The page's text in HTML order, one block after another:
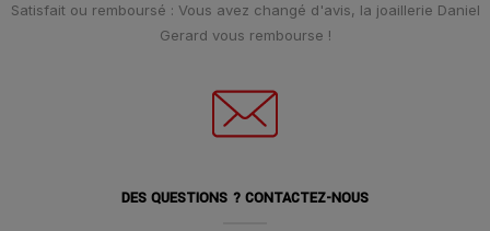
Satisfait ou remboursé : Vous avez changé d'avis, la joaillerie Daniel
Gerard vous rembourse !
DES QUESTIONS ? CONTACTEZ-NOUS